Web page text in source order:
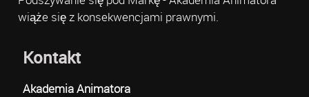
wiąże się z konsekwencjami prawnymi.
Kontakt
Akademia Animatora